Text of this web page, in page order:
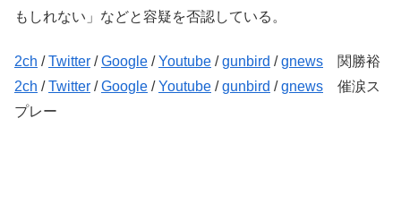
もしれない」などと容疑を否認している。
2ch /Twitter /Google /Youtube /gunbird /gnews 関勝裕
2ch /Twitter /Google /Youtube /gunbird /gnews 催涙ス
プレー